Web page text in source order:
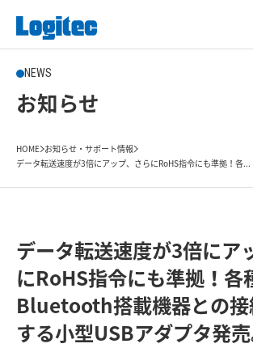
NEWS
お知らせ
HOME お知らせ・サポート情報
データ転送速度が3倍にアップ、さらにRoHS指令にも準拠！各...
データ転送速度が3倍にア
にRoHS指令にも準拠！各
Bluetooth搭載機器との接
する小型USBアダプタ発売